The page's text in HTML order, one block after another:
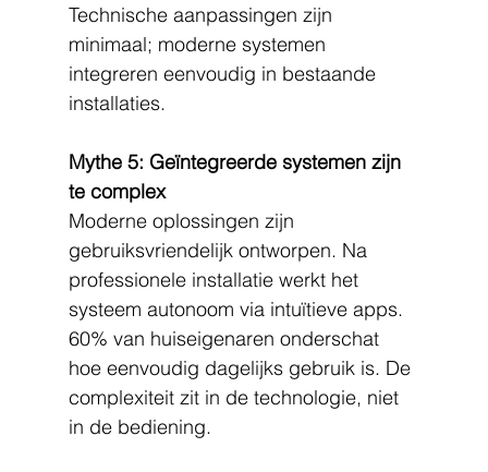
Technische aanpassingen zijn
minimaal; moderne systemen
integreren eenvoudig in bestaande
installaties.
Mythe 5: Geïntegreerde systemen zijn
te complex
Moderne oplossingen zijn
gebruiksvriendelijk ontworpen. Na
professionele installatie werkt het
systeem autonoom via intuïtieve apps.
60% van huiseigenaren onderschat
hoe eenvoudig dagelijks gebruik is. De
complexiteit zit in de technologie, niet
in de bediening.